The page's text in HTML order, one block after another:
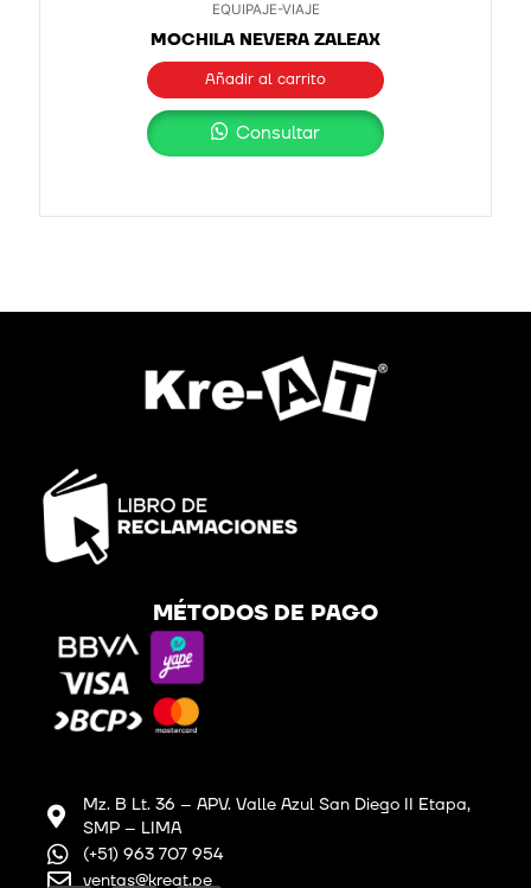
EQUIPAJE-VIAJE
MOCHILA NEVERA ZALEAX
Añadir al carrito
Consultar
MÉTODOS DE PAGO
Mz. B Lt. 36 – APV. Valle Azul San Diego II Etapa,
SMP – LIMA
(+51) 963 707 954
ventas@kreat.pe